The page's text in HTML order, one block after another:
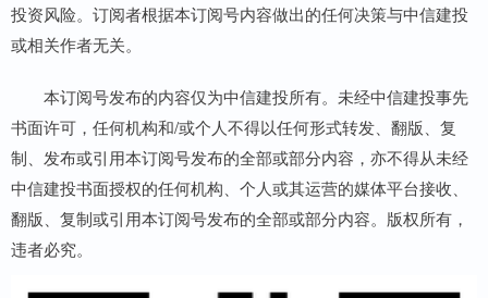
投资风险。订阅者根据本订阅号内容做出的任何决策与中信建投
或相关作者无关。
本订阅号发布的内容仅为中信建投所有。未经中信建投事先
书面许可，任何机构和/或个人不得以任何形式转发、翻版、复
制、发布或引用本订阅号发布的全部或部分内容，亦不得从未经
中信建投书面授权的任何机构、个人或其运营的媒体平台接收、
翻版、复制或引用本订阅号发布的全部或部分内容。版权所有，
违者必究。